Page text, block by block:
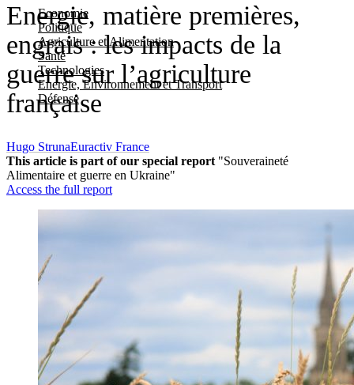
Economie
Politique
Agriculture et Alimentation
Santé
Technologies
Energie, Environnement et Transport
Défense
Energie, matière premières,
engrais : les impacts de la
guerre sur l’agriculture
française
Hugo StrunaEuractiv France
This article is part of our special report "Souveraineté
Alimentaire et guerre en Ukraine"
Access the full report